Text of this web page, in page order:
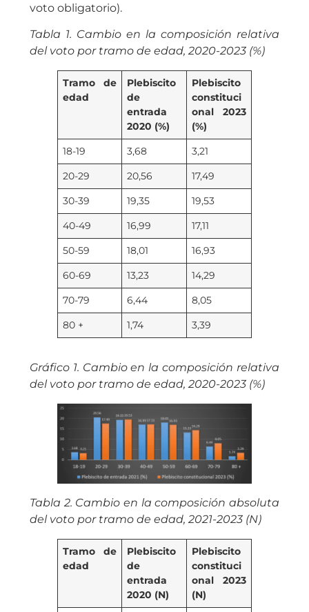
voto obligatorio).
Tabla 1. Cambio en la composición relativa
del voto por tramo de edad, 2020-2023 (%)
Tramo de
edad
Plebiscito
de
entrada
2020 (%)
Plebiscito
constituci
onal 2023
(%)
18-19
3,68
3,21
20-29
20,56
17,49
30-39
19,35
19,53
40-49
16,99
17,11
50-59
18,01
16,93
60-69
13,23
14,29
70-79
6,44
8,05
80 +
1,74 3,39
Gráfico 1. Cambio en la composición relativa
del voto por tramo de edad, 2020-2023 (%)
Tabla 2. Cambio en la composición absoluta
del voto por tramo de edad, 2021-2023 (N)
Tramo de
edad
Plebiscito
de
entrada
2020 (N)
Plebiscito
constituci
onal 2023
(N)